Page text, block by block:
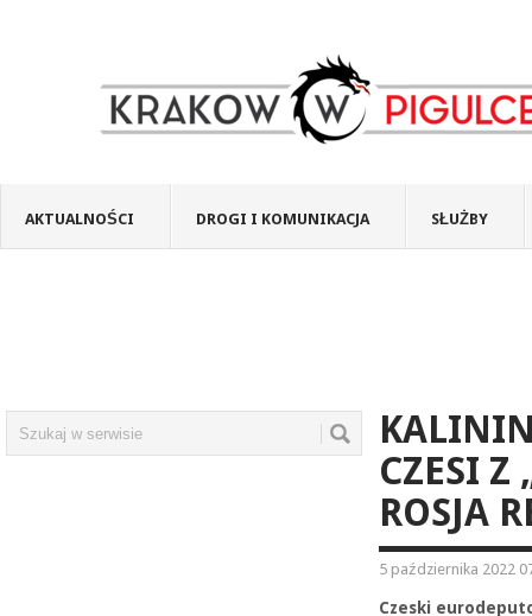
AKTUALNOŚCI DROGI I KOMUNIKACJA SŁUŻBY
CZESI Z
ROSJA
5 października 2022
Czeski